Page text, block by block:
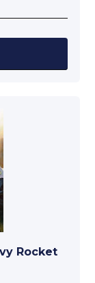
Rocket